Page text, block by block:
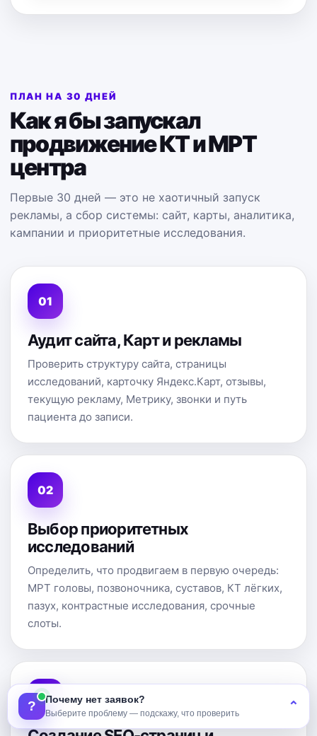
? Почему нет заявок?
Выберите проблему — подскажу, что проверить ⌃
ПЛАН НА 30 ДНЕЙ
Как я бы запускал
продвижение КТ и МРТ
центра
Первые 30 дней — это не хаотичный запуск
рекламы, а сбор системы: сайт, карты, аналитика,
кампании и приоритетные исследования.
Аудит сайта, Карт и рекламы
Проверить структуру сайта, страницы
исследований, карточку Яндекс.Карт, отзывы,
текущую рекламу, Метрику, звонки и путь
пациента до записи.
Выбор приоритетных
исследований
Определить, что продвигаем в первую очередь:
МРТ головы, позвоночника, суставов, КТ лёгких,
пазух, контрастные исследования, срочные
слоты.